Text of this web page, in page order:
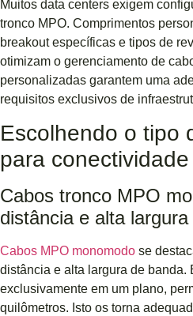
Muitos data centers exigem
tronco MPO. Comprimentos
breakout específicas e tipos de
otimizam o gerenciamento de
personalizadas garantem uma
requisitos exclusivos de
Escolhendo o tipo
para
Cabos tronco MPO
distância e alta
Cabos MPO monomodo se
distância e alta largura de banda.
exclusivamente em um plano,
quilômetros. Isto os torna